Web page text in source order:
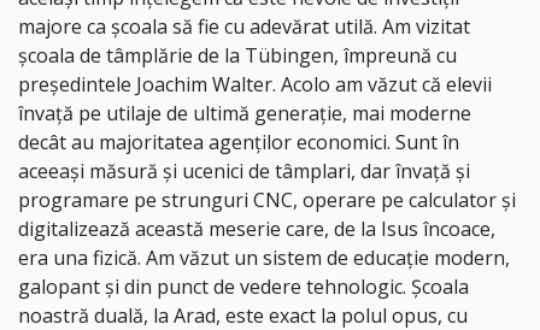
majore ca școala să fie cu adevărat utilă. Am vizitat
școala de tâmplărie de la Tübingen, împreună cu
președintele Joachim Walter. Acolo am văzut că elevii
învață pe utilaje de ultimă generație, mai moderne
decât au majoritatea agenților economici. Sunt în
aceeași măsură și ucenici de tâmplari, dar învață și
programare pe strunguri CNC, operare pe calculator și
digitalizează această meserie care, de la Isus încoace,
era una fizică. Am văzut un sistem de educație modern,
galopant și din punct de vedere tehnologic. Școala
noastră duală, la Arad, este exact la polul opus, cu